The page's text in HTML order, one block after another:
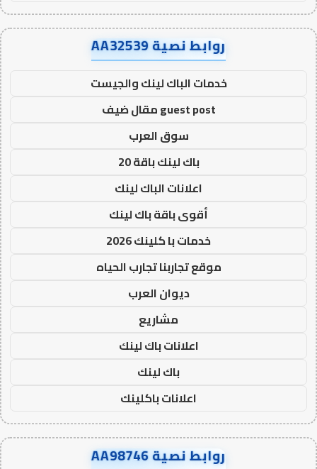
روابط نصية AA32539
خدمات الباك لينك والجيست
guest post مقال ضيف
سوق العرب
باك لينك باقة 20
اعلانات الباك لينك
أقوى باقة باك لينك
خدمات با كلينك 2026
موقع تجاربنا تجارب الحياه
ديوان العرب
مشاريع
اعلانات باك لينك
باك لينك
اعلانات باكلينك
روابط نصية AA98746